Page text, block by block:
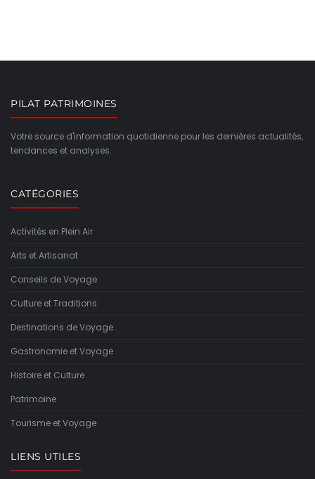
PILAT PATRIMOINES
Votre source d'information quotidienne pour les dernières actualités,
tendances et analyses.
CATÉGORIES
Activités en Plein Air
Arts et Artisanat
Conseils de Voyage
Culture et Traditions
Destinations de Voyage
Gastronomie et Voyage
Histoire et Culture
Patrimoine
Tourisme et Voyage
LIENS UTILES